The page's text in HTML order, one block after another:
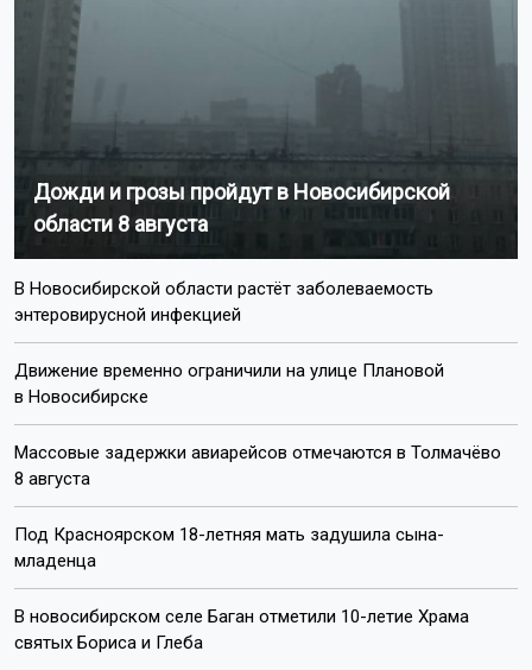
Дожди и грозы пройдут в Новосибирской
области 8 августа
В Новосибирской области растёт заболеваемость
энтеровирусной инфекцией
Движение временно ограничили на улице Плановой
в Новосибирске
Массовые задержки авиарейсов отмечаются в Толмачёво
8 августа
Под Красноярском 18-летняя мать задушила сына-
младенца
В новосибирском селе Баган отметили 10-летие Храма
святых Бориса и Глеба